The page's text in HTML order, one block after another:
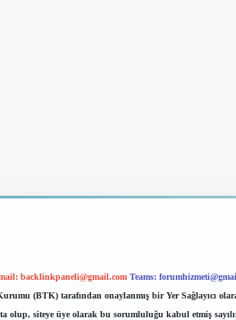
backlinkpaneli@gmail.com Teams:
(BTK) tarafından onaylanmış bir Yer Sağlayıcı
olup, siteye üye olarak bu sorumluluğu kabul etmiş